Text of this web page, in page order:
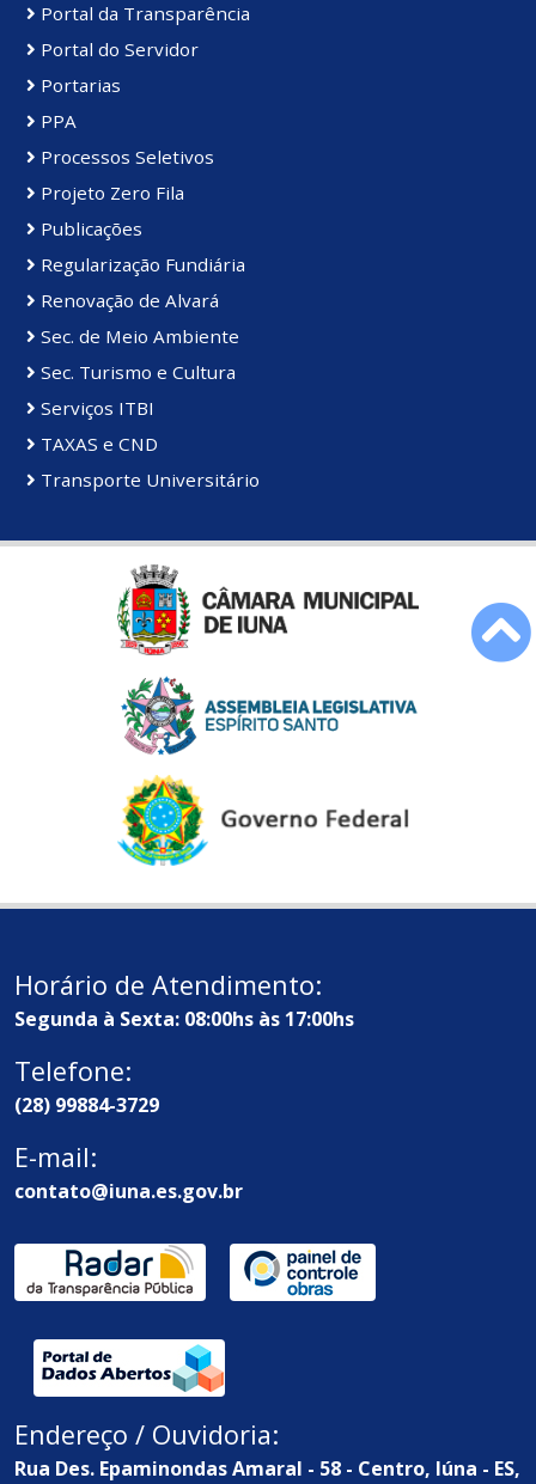
Portal da Transparência
Portal do Servidor
Portarias
PPA
Processos Seletivos
Projeto Zero Fila
Publicações
Regularização Fundiária
Renovação de Alvará
Sec. de Meio Ambiente
Sec. Turismo e Cultura
Serviços ITBI
TAXAS e CND
Transporte Universitário
Horário de Atendimento:
Segunda à Sexta: 08:00hs às 17:00hs
Telefone:
(28) 99884-3729
E-mail:
contato@iuna.es.gov.br
Endereço / Ouvidoria:
Rua Des. Epaminondas Amaral - 58 - Centro, Iúna - ES,